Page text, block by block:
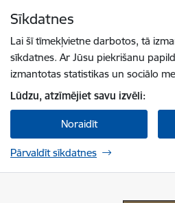
Sīkdatnes
Lai šī tīmekļvietne darbotos, tā
sīkdatnes. Ar Jūsu piekrišanu
izmantotas statistikas un sociālo
Lūdzu, atzīmējiet savu izvēli:
Noraidīt
Pārvaldīt sīkdatnes